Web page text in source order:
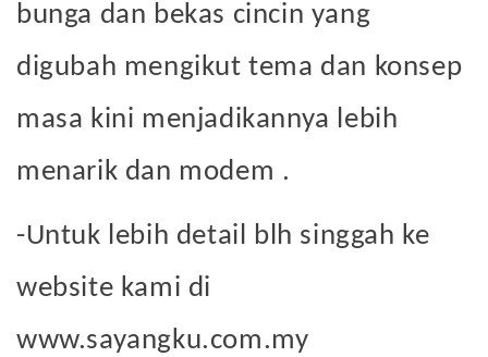
bunga dan bekas cincin yang
digubah mengikut tema dan konsep
masa kini menjadikannya lebih
menarik dan modem .
-Untuk lebih detail blh singgah ke
website kami di
www.sayangku.com.my